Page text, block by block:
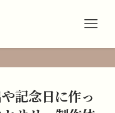
記念日に作っ